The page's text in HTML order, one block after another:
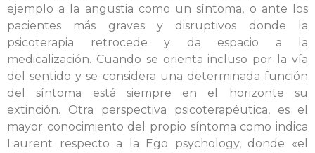
ejemplo a la angustia como un síntoma, o ante los
pacientes más graves y disruptivos donde la
psicoterapia retrocede y da espacio a la
medicalización. Cuando se orienta incluso por la vía
del sentido y se considera una determinada función
del síntoma está siempre en el horizonte su
extinción. Otra perspectiva psicoterapéutica, es el
mayor conocimiento del propio síntoma como indica
Laurent respecto a la Ego psychology, donde «el